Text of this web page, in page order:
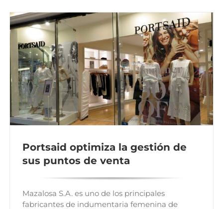
Portsaid optimiza la gestión de
sus puntos de venta
Mazalosa S.A. es uno de los principales
fabricantes de indumentaria femenina de